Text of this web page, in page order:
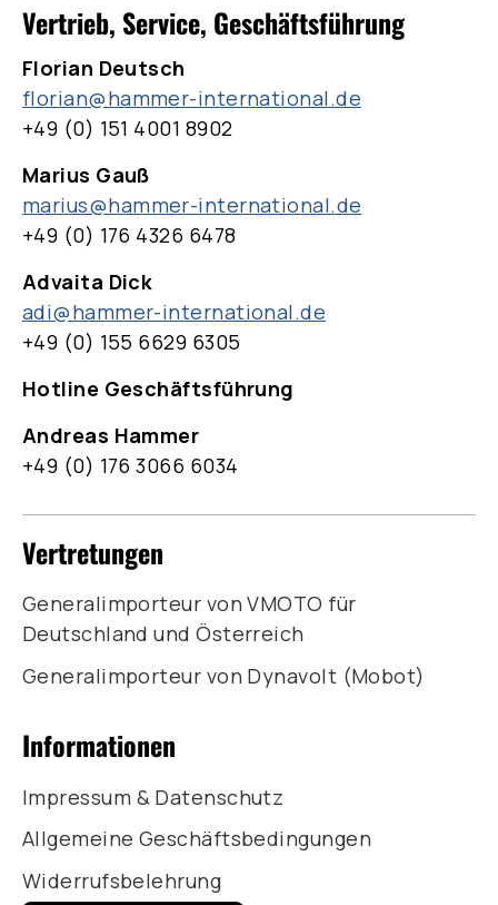
Vertrieb, Service, Geschäftsführung
Florian Deutsch
florian@hammer-international.de
+49 (0) 151 4001 8902
Marius Gauß
marius@hammer-international.de
+49 (0) 176 4326 6478
Advaita Dick
adi@hammer-international.de
+49 (0) 155 6629 6305
Hotline Geschäftsführung
Andreas Hammer
+49 (0) 176 3066 6034
Vertretungen
Generalimporteur von VMOTO für
Deutschland und Österreich
Generalimporteur von Dynavolt (Mobot)
Informationen
Impressum & Datenschutz
Allgemeine Geschäftsbedingungen
Widerrufsbelehrung